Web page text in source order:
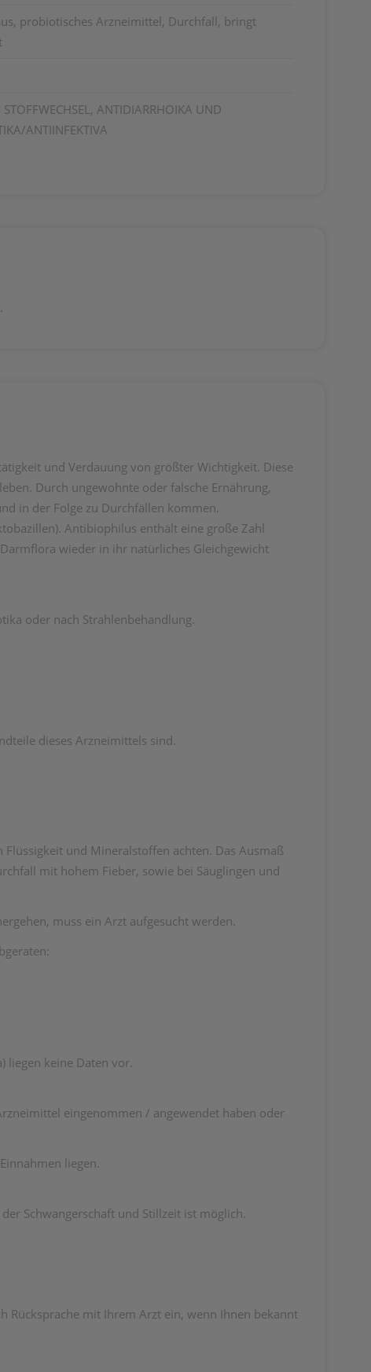
probiotisches Arzneimittel, Durchfall, bringt
ANTIDIARRHOIKA UND
ANTIINFEKTIVA
und Verdauung von größter Wichtigkeit. Diese
Durch ungewohnte oder falsche Ernährung,
in der Folge zu Durchfällen kommen.
Antibiophilus enthält eine große Zahl
wieder in ihr natürliches Gleichgewicht
oder nach Strahlenbehandlung.
dieses Arzneimittels sind.
und Mineralstoffen achten. Das Ausmaß
mit hohem Fieber, sowie bei Säuglingen und
muss ein Arzt aufgesucht werden.
liegen keine Daten vor.
eingenommen / angewendet haben oder
liegen.
Schwangerschaft und Stillzeit ist möglich.
Rücksprache mit Ihrem Arzt ein, wenn Ihnen bekannt